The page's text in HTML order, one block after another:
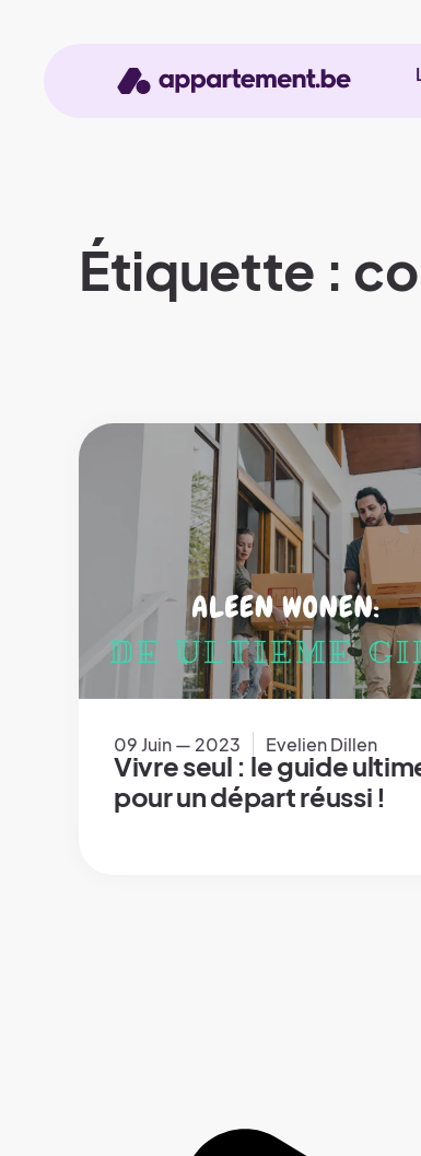
Étiquette :
09 Juin — 2023 Evelien Dillen
Vivre seul : le guide
pour un départ réussi !